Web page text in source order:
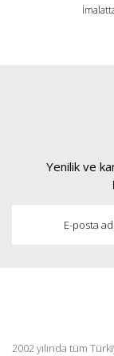
Yenilik ve
2002 yılında tüm